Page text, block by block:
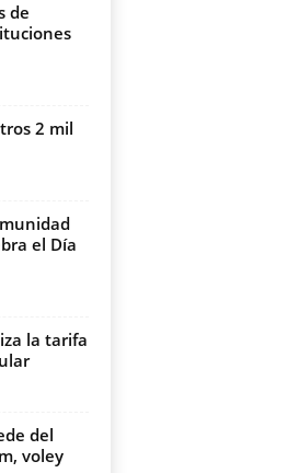
de
2 mil
el Día
la tarifa
del
voley